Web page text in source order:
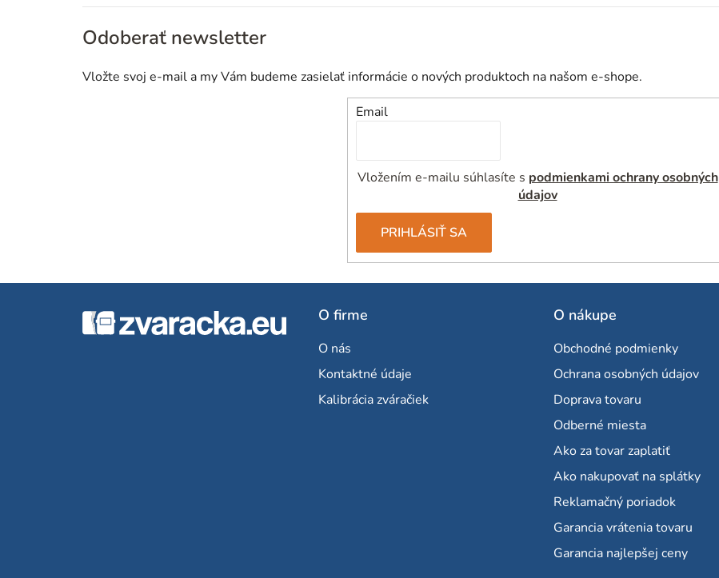
Odoberať newsletter
Vložte svoj e-mail a my Vám budeme zasielať informácie o nových produktoch na našom e-shope.
Email
Vložením e-mailu súhlasíte s podmienkami ochrany osobných
údajov
PRIHLÁSIŤ SA
O firme
O nás
Kontaktné údaje
Kalibrácia zváračiek
O nákupe
Obchodné podmienky
Ochrana osobných údajov
Doprava tovaru
Odberné miesta
Ako za tovar zaplatiť
Ako nakupovať na splátky
Reklamačný poriadok
Garancia vrátenia tovaru
Garancia najlepšej ceny